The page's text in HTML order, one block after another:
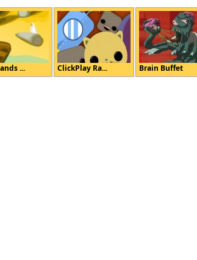
... ClickPlay Ra... Brain Buffet